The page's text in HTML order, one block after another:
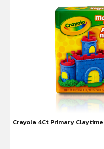
แพ็คเกจโดยร้านฯอาจไม่ส
ของผลิตภัณฑ์ที่แสดงบนเ
การตั้งค่าการแสดงผลสีข
คำเตือน/ข้อห้าม:
ห้ามแยกชิ้นส่วนออกจากกั
งานในการดูแลของผู้ปกค
Crayola 4Ct Primary